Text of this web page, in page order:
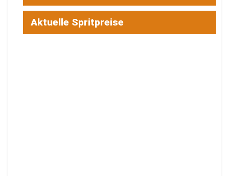
Aktuelle Spritpreise